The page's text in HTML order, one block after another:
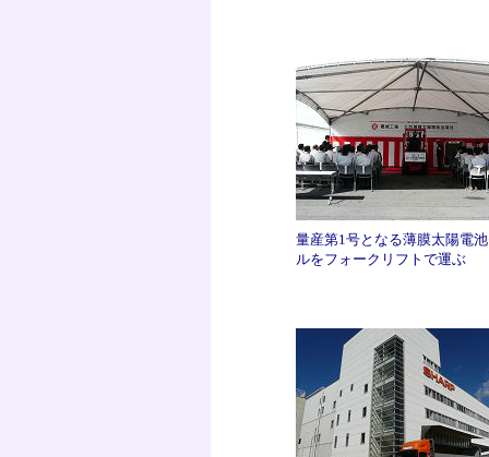
量産第1号となる薄膜太陽電
ルをフォークリフトで運ぶ